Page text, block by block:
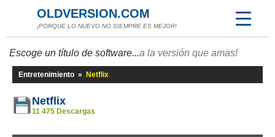
OLDVERSION.COM
¡PORQUE LO NUEVO NO SIEMPRE ES MEJOR!
Escoge un título de software...a la versión que amas!
Entretenimiento » Netflix
Netflix
11 475 Descargas